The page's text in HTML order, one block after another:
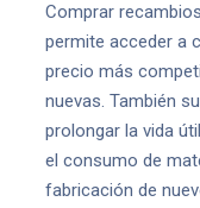
Comprar
permite acceder a
precio más
nuevas. También
prolongar la vida
el consumo de
fabricación de